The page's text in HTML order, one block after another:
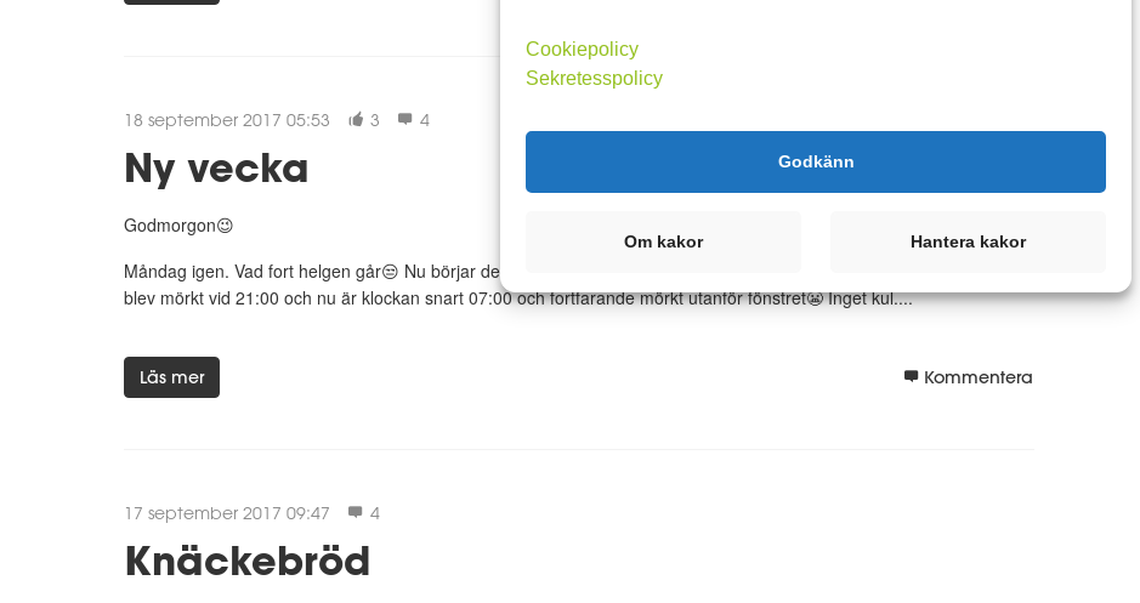
18 september 2017 05:53 3 4
Ny vecka
Godmorgon😉
Måndag igen. Vad fort helgen går😒 Nu börjar det bli mörkt på kvällar och på morgonen. I gårkväll märkte jag att det
blev mörkt vid 21:00 och nu är klockan snart 07:00 och fortfarande mörkt utanför fönstret😬 Inget kul....
Läs mer Kommentera
17 september 2017 09:47 4
Knäckebröd
Cookiepolicy
Sekretesspolicy
Godkänn
Om kakor Hantera kakor